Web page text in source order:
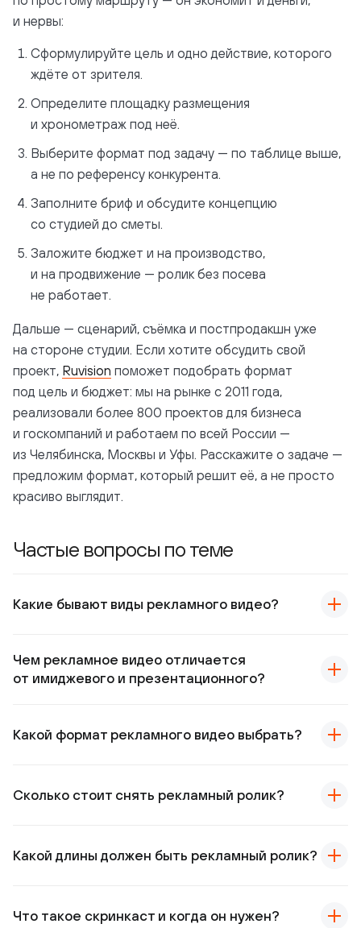
и нервы:
Сформулируйте цель и одно действие, которого
ждёте от зрителя.
Определите площадку размещения
и хронометраж под неё.
Выберите формат под задачу — по таблице выше,
а не по референсу конкурента.
Заполните бриф и обсудите концепцию
со студией до сметы.
Заложите бюджет и на производство,
и на продвижение — ролик без посева
не работает.
Дальше — сценарий, съёмка и постпродакшн уже
на стороне студии. Если хотите обсудить свой
проект, Ruvision поможет подобрать формат
под цель и бюджет: мы на рынке с 2011 года,
реализовали более 800 проектов для бизнеса
и госкомпаний и работаем по всей России —
из Челябинска, Москвы и Уфы. Расскажите о задаче —
предложим формат, который решит её, а не просто
красиво выглядит.
Частые вопросы по теме
Какие бывают виды рекламного видео?
Чем рекламное видео отличается
от имиджевого и презентационного?
Какой формат рекламного видео выбрать?
Сколько стоит снять рекламный ролик?
Какой длины должен быть рекламный ролик?
Что такое скринкаст и когда он нужен?